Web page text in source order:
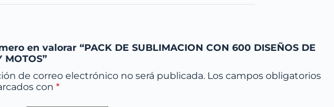
en valorar “PACK DE SUBLIMACION CON 600 DISEÑOS DE
MOTOS”
de correo electrónico no será publicada. Los campos obligatorios
con *